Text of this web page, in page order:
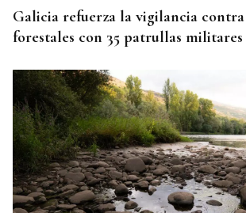
Galicia refuerza la vigilancia
forestales con 35 patrullas